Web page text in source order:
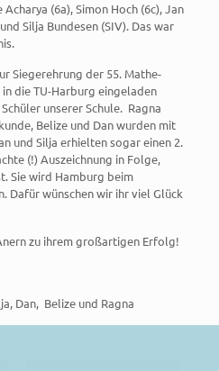
(6a), Simon Hoch (6c), Jan
Silja Bundesen (SIV). Das war
Siegerehrung der 55. Mathe-
die TU-Harburg eingeladen
Schüler unserer Schule. Ragna
Belize und Dan wurden mit
und Silja erhielten sogar einen 2.
(!) Auszeichnung in Folge,
Sie wird Hamburg beim
Dafür wünschen wir ihr viel Glück
zu ihrem großartigen Erfolg!
Dan, Belize und Ragna